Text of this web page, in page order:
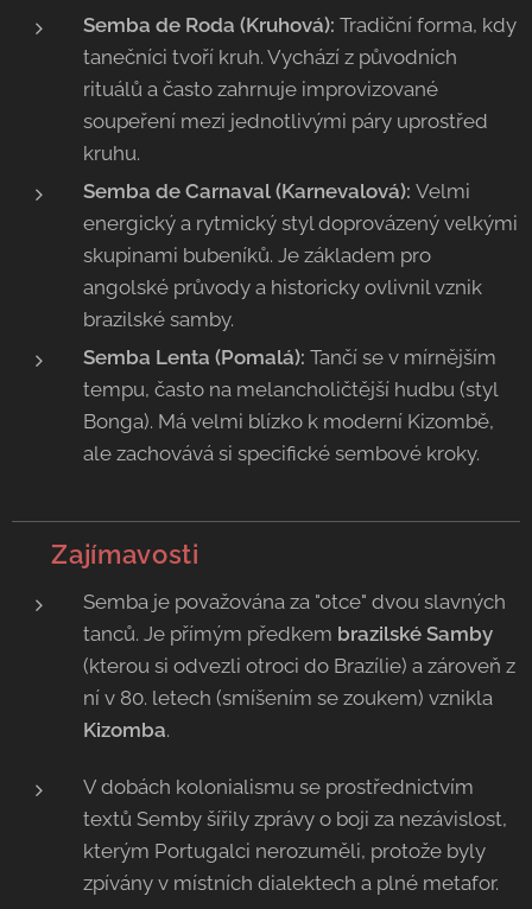
Semba de Roda (Kruhová): Tradiční forma, kdy
tanečníci tvoří kruh. Vychází z původních
rituálů a často zahrnuje improvizované
soupeření mezi jednotlivými páry uprostřed
kruhu.
Semba de Carnaval (Karnevalová): Velmi
energický a rytmický styl doprovázený velkými
skupinami bubeníků. Je základem pro
angolské průvody a historicky ovlivnil vznik
brazilské samby.
Semba Lenta (Pomalá): Tančí se v mírnějším
tempu, často na melancholičtější hudbu (styl
Bonga). Má velmi blízko k moderní Kizombě,
ale zachovává si specifické sembové kroky.
💡Zajímavosti
Semba je považována za "otce" dvou slavných
tanců. Je přímým předkem brazilské Samby
(kterou si odvezli otroci do Brazílie) a zároveň z
ní v 80. letech (smíšením se zoukem) vznikla
Kizomba.
V dobách kolonialismu se prostřednictvím
textů Semby šířily zprávy o boji za nezávislost,
kterým Portugalci nerozuměli, protože byly
zpívány v místních dialektech a plné metafor.